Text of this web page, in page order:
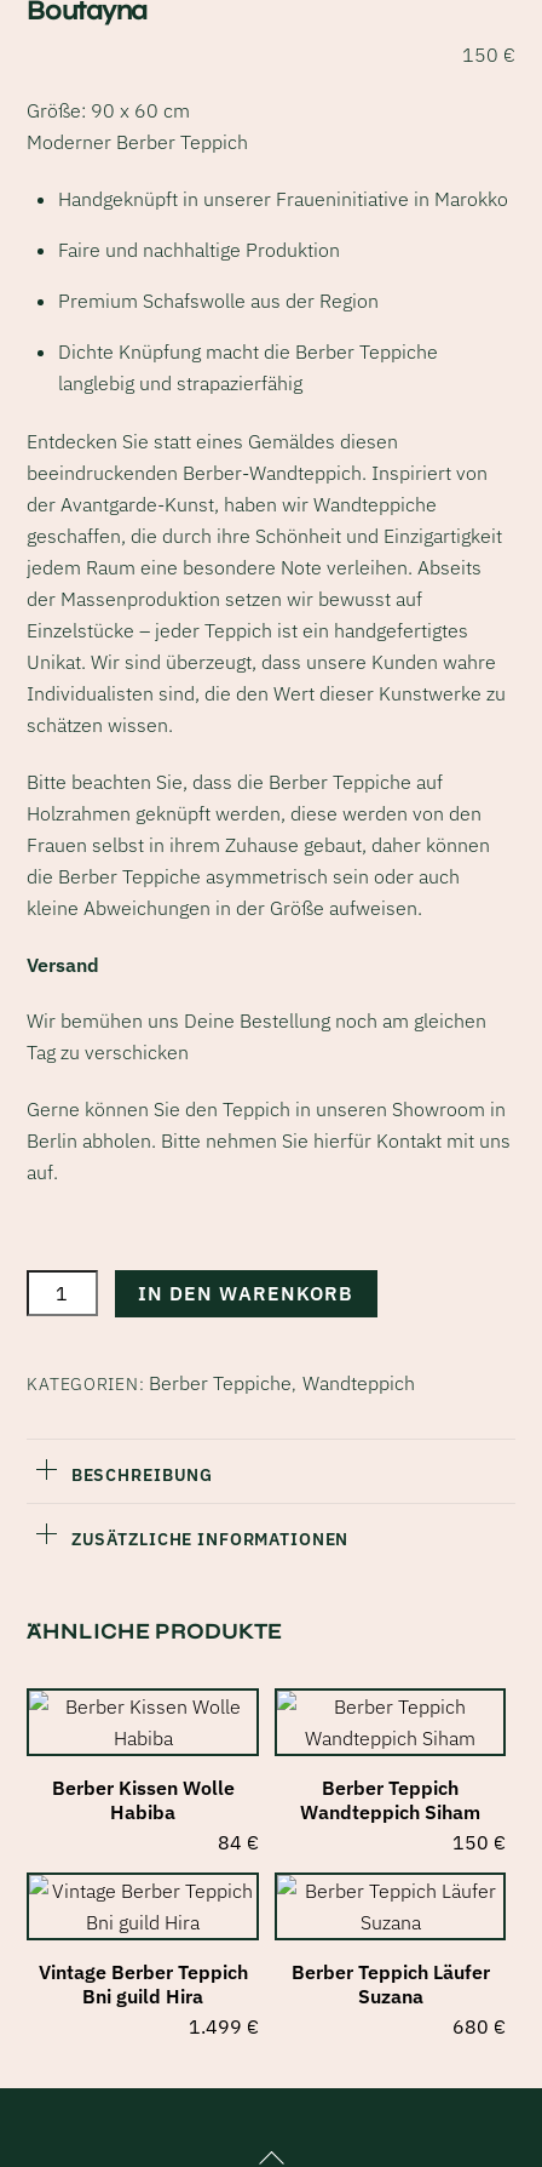
Boutayna
150 €
Größe: 90 x 60 cm
Moderner Berber Teppich
Handgeknüpft in unserer Fraueninitiative in Marokko
Faire und nachhaltige Produktion
Premium Schafswolle aus der Region
Dichte Knüpfung macht die Berber Teppiche
langlebig und strapazierfähig
Entdecken Sie statt eines Gemäldes diesen
beeindruckenden Berber-Wandteppich. Inspiriert von
der Avantgarde-Kunst, haben wir Wandteppiche
geschaffen, die durch ihre Schönheit und Einzigartigkeit
jedem Raum eine besondere Note verleihen. Abseits
der Massenproduktion setzen wir bewusst auf
Einzelstücke – jeder Teppich ist ein handgefertigtes
Unikat. Wir sind überzeugt, dass unsere Kunden wahre
Individualisten sind, die den Wert dieser Kunstwerke zu
schätzen wissen.
Bitte beachten Sie, dass die Berber Teppiche auf
Holzrahmen geknüpft werden, diese werden von den
Frauen selbst in ihrem Zuhause gebaut, daher können
die Berber Teppiche asymmetrisch sein oder auch
kleine Abweichungen in der Größe aufweisen.
Versand
Wir bemühen uns Deine Bestellung noch am gleichen
Tag zu verschicken
Gerne können Sie den Teppich in unseren Showroom in
Berlin abholen. Bitte nehmen Sie hierfür Kontakt mit uns
auf.
Berber
Teppich
Boutayna
IN DEN WARENKORB
KATEGORIEN: Berber Teppiche, Wandteppich
BESCHREIBUNG
ZUSÄTZLICHE INFORMATIONEN
ÄHNLICHE PRODUKTE
Berber Kissen Wolle
Habiba
84 €
Berber Teppich
Wandteppich Siham
150 €
Vintage Berber Teppich
Bni guild Hira
1.499 €
Berber Teppich Läufer
Suzana
680 €
Back